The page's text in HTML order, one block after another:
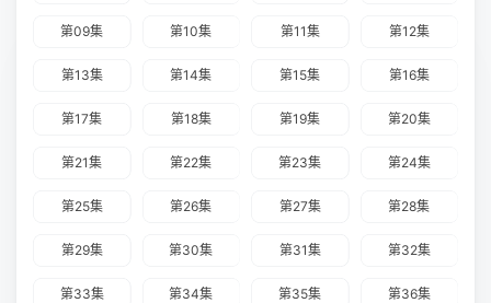
第09集 第10集 第11集 第12集
第13集 第14集 第15集 第16集
第17集 第18集 第19集 第20集
第21集 第22集 第23集 第24集
第25集 第26集 第27集 第28集
第29集 第30集 第31集 第32集
第33集 第34集 第35集 第36集